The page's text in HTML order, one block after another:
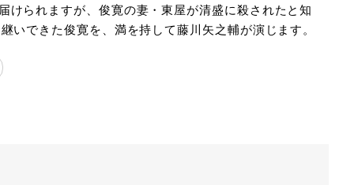
けられますが、俊寛の妻・東屋が清盛に殺されたと知
できた俊寛を、満を持して藤川矢之輔が演じます。